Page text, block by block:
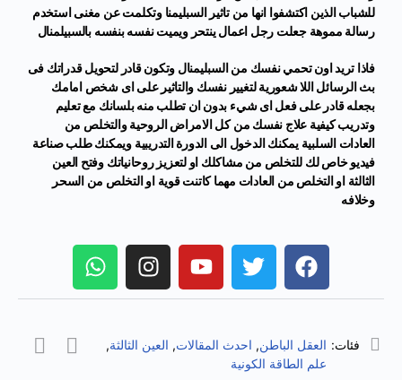
للشباب الذين اكتشفوا انها من تاثير السبليمنا وتكلمت عن مغنى استخدم
رسالة مموهة جعلت رجل اعمال ينتحر ويميت نفسه بنفسه بالسبيلمنال
فاذا تريد اون تحمي نفسك من السبليمنال وتكون قادر لتحويل قدراتك فى
بث الرسائل اللا شعورية لتغيير نفسك والتاثير على اى شخص امامك
بجعله قادر على فعل اى شيء بدون ان تطلب منه بلسانك مع تعليم
وتدريب كيفية علاج نفسك من كل الامراض الروحية والتخلص من
العادات السلبية يمكنك الدخول الى الدورة التدريبية ويمكنك طلب صناعة
فيديو خاص لك للتخلص من مشاكلك او لتعزيز روحانياتك وفتح العين
الثالثة او التخلص من العادات مهما كاتنت قوية او التخلص من السحر
وخلافه
فئات: العقل الباطن, احدث المقالات, العين الثالثة,
علم الطاقة الكونية